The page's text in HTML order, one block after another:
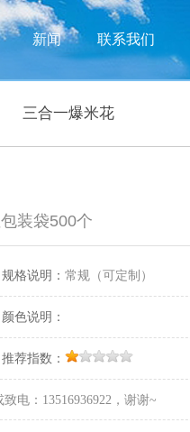
新闻 联系我们
三合一爆米花
装袋500个
规格说明： 常规（可定制）
颜色说明：
推荐指数：
电：13516936922，谢谢~